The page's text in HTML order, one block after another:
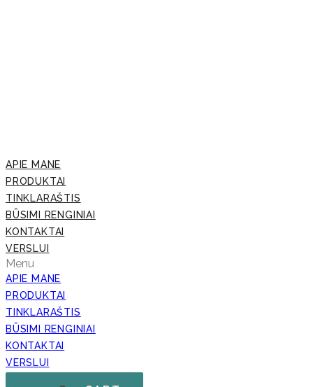
APIE MANE
PRODUKTAI
TINKLARAŠTIS
BŪSIMI RENGINIAI
KONTAKTAI
VERSLUI
Menu
APIE MANE
PRODUKTAI
TINKLARAŠTIS
BŪSIMI RENGINIAI
KONTAKTAI
VERSLUI